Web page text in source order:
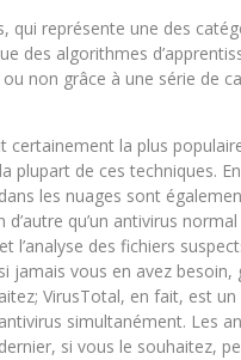
qui représente une des
des algorithmes
non grâce à une série de
certainement la plus
plupart de ces techniques.
les nuages sont
qu’un antivirus
des fichiers
jamais vous en avez
VirusTotal, en fait, est
simultanément. Les
si vous le souhaitez,